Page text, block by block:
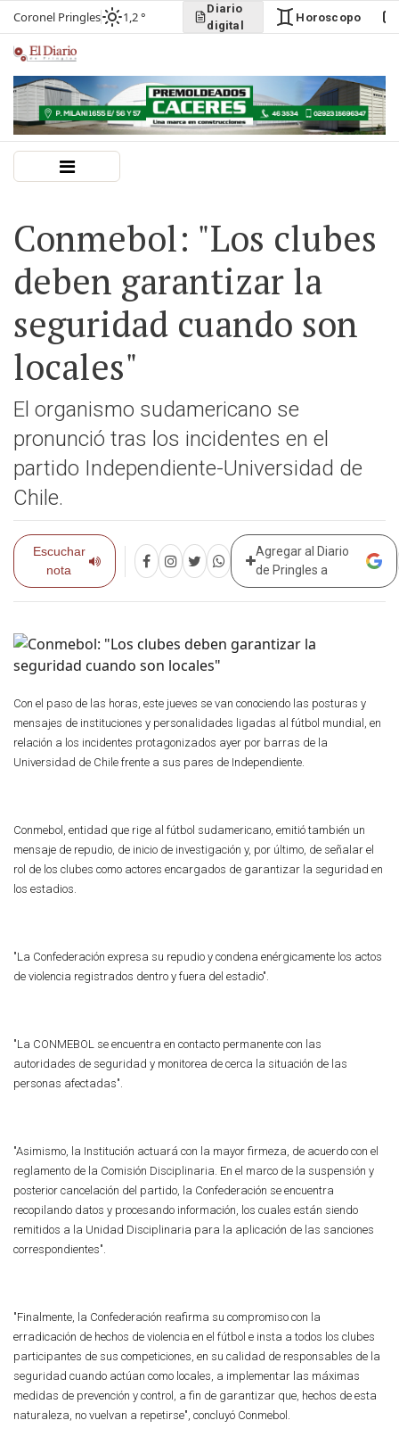
Coronel Pringles 1,2 °
Diario
digital
Horoscopo
Conmebol: "Los clubes
deben garantizar la
seguridad cuando son
locales"
El organismo sudamericano se
pronunció tras los incidentes en el
partido Independiente-Universidad de
Chile.
Escuchar
nota
Agregar al Diario
de Pringles a
Con el paso de las horas, este jueves se van conociendo las posturas y
mensajes de instituciones y personalidades ligadas al fútbol mundial, en
relación a los incidentes protagonizados ayer por barras de la
Universidad de Chile frente a sus pares de Independiente.
Conmebol, entidad que rige al fútbol sudamericano, emitió también un
mensaje de repudio, de inicio de investigación y, por último, de señalar el
rol de los clubes como actores encargados de garantizar la seguridad en
los estadios.
"La Confederación expresa su repudio y condena enérgicamente los actos
de violencia registrados dentro y fuera del estadio".
"La CONMEBOL se encuentra en contacto permanente con las
autoridades de seguridad y monitorea de cerca la situación de las
personas afectadas".
"Asimismo, la Institución actuará con la mayor firmeza, de acuerdo con el
reglamento de la Comisión Disciplinaria. En el marco de la suspensión y
posterior cancelación del partido, la Confederación se encuentra
recopilando datos y procesando información, los cuales están siendo
remitidos a la Unidad Disciplinaria para la aplicación de las sanciones
correspondientes".
"Finalmente, la Confederación reafirma su compromiso con la
erradicación de hechos de violencia en el fútbol e insta a todos los clubes
participantes de sus competiciones, en su calidad de responsables de la
seguridad cuando actúan como locales, a implementar las máximas
medidas de prevención y control, a fin de garantizar que, hechos de esta
naturaleza, no vuelvan a repetirse", concluyó Conmebol.